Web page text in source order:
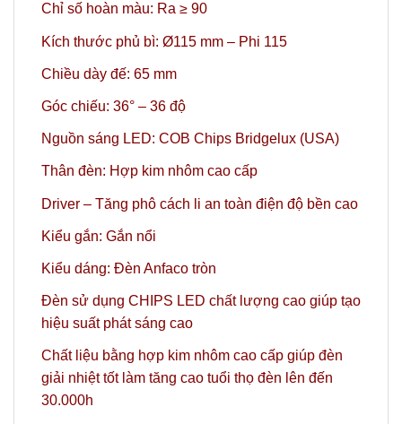
Chỉ số hoàn màu: Ra ≥ 90
Kích thước phủ bì: Ø115 mm – Phi 115
Chiều dày đế: 65 mm
Góc chiếu: 36° – 36 độ
Nguồn sáng LED: COB Chips Bridgelux (USA)
Thân đèn: Hợp kim nhôm cao cấp
Driver – Tăng phô cách li an toàn điện độ bền cao
Kiểu gắn: Gắn nổi
Kiểu dáng: Đèn Anfaco tròn
Đèn sử dụng CHIPS LED chất lượng cao giúp tạo
hiệu suất phát sáng cao
Chất liệu bằng hợp kim nhôm cao cấp giúp đèn
giải nhiệt tốt làm tăng cao tuổi thọ đèn lên đến
30.000h